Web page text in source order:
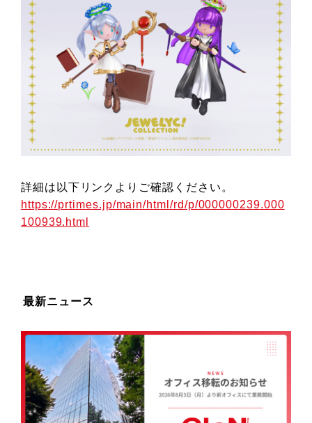
詳細は以下リンクよりご確認ください。
https://prtimes.jp/main/html/rd/p/000000239.000
100939.html
最新ニュース